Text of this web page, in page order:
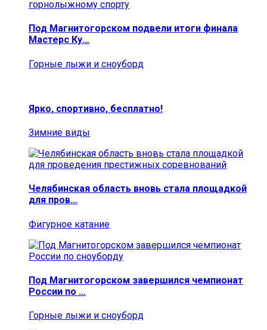
Под Магнитогорском подвели итоги финала
Мастерс Ку…
Горные лыжи и сноуборд
Ярко, спортивно, бесплатно!
Зимние виды
Челябинская область вновь стала площадкой
для пров…
Фигурное катание
Под Магнитогорском завершился чемпионат
России по …
Горные лыжи и сноуборд